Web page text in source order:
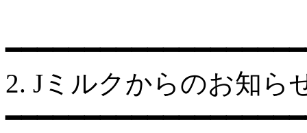
2. Jミルクからのお知ら